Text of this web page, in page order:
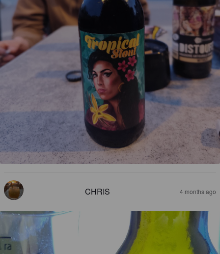
CHRIS 4 months ago